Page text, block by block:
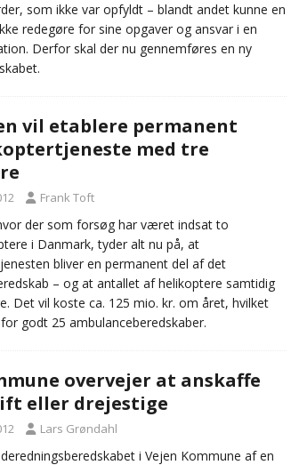
som ikke var opfyldt – blandt andet kunne en
redegøre for sine opgaver og ansvar i en
Derfor skal der nu gennemføres en ny
vil etablere permanent
med tre
Frank Toft
der som forsøg har været indsat to
i Danmark, tyder alt nu på, at
bliver en permanent del af det
– og at antallet af helikoptere samtidig
Det vil koste ca. 125 mio. kr. om året, hvilket
godt 25 ambulanceberedskaber.
overvejer at anskaffe
eller drejestige
Lars Grøndahl
i Vejen Kommune af en